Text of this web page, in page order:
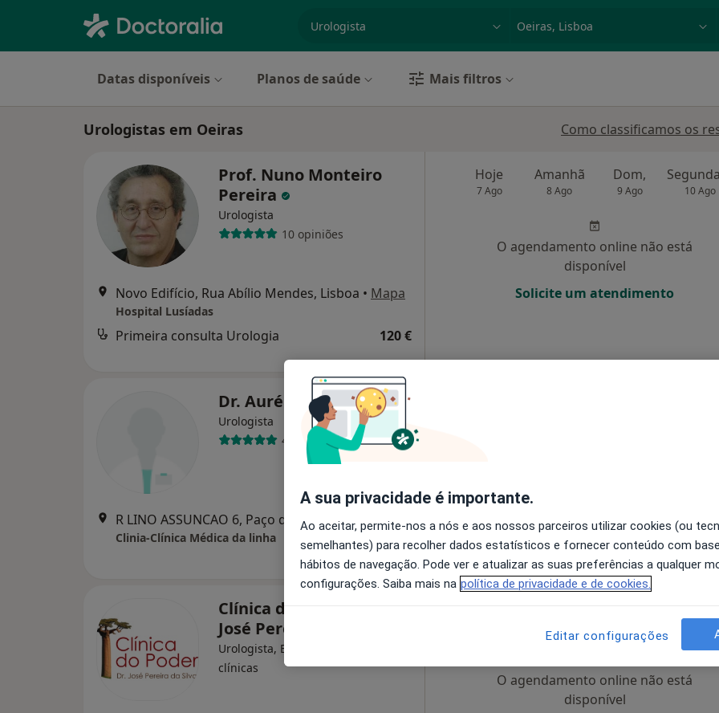
Datas disponíveis Planos de saúde Mais filtros
Urologistas em Oeiras Como classificamos os
Prof. Nuno Monteiro
Pereira
Urologista
10 opiniões
Novo Edifício, Rua Abílio Mendes, Lisboa • Mapa
Hospital Lusíadas
Primeira consulta Urologia 120 €
Hoje
7 Ago
Amanhã
8 Ago
Dom,
9 Ago 10 Ago
O agendamento online não está
disponível
Solicite um atendimento
Dr. Aurélio Silva
Urologista
4 opiniões
R LINO ASSUNCAO 6, Paço de Arcos •Mapa
Clinia-Clínica Médica da linha
Solicite um atendimento
Clínica do Poder - Dr.
José Pereira da Silva
Urologista, Especialista em análises
clínicas
O agendamento online não está
disponível
A sua privacidade é importante.
Ao aceitar, permite-nos a nós e aos nossos parceiros utilizar cookies (ou
semelhantes) para recolher dados estatísticos e fornecer conteúdo com
hábitos de navegação. Pode ver e atualizar as suas preferências a qualquer
configurações. Saiba mais na política de privacidade e de cookies.
Editar configurações